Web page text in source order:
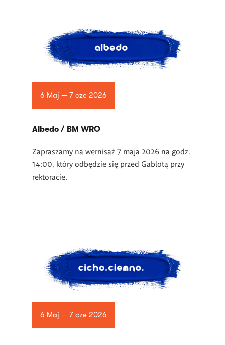
6 Maj — 7 cze 2026
Albedo / BM WRO
Zapraszamy na wernisaż 7 maja 2026 na godz.
14:00, który odbędzie się przed Gablotą przy
rektoracie.
6 Maj — 7 cze 2026